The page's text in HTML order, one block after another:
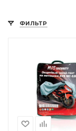
ФИЛЬТР